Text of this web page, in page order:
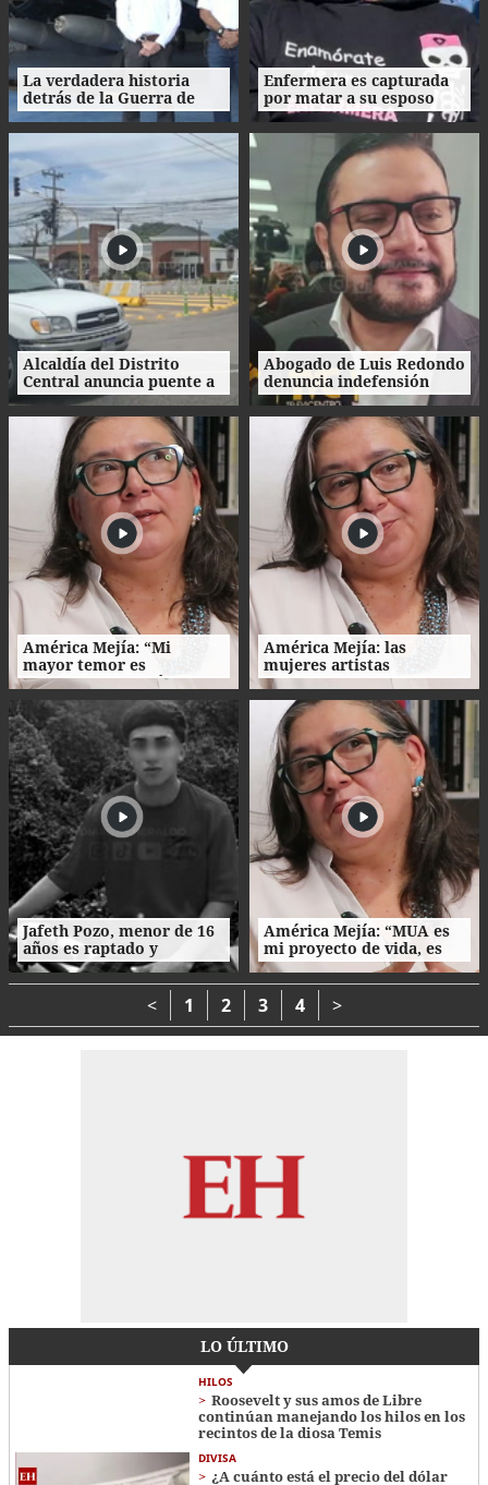
La verdadera historia
detrás de la Guerra de
1969: el mito de la
"Guerra del Fútbol"
Enfermera es capturada
por matar a su esposo
tras crimen de su amante
en Honduras
Alcaldía del Distrito
Central anuncia puente a
desnivel en Loarque para
2027
Abogado de Luis Redondo
denuncia indefensión
ante investigaciones
contra la extinta
Comisión Permanente
América Mejía: “Mi
mayor temor es
traicionarme a mí
misma"
América Mejía: las
mujeres artistas
enfrentan barreras entre
la creación, el trabajo y el
hogar
Jafeth Pozo, menor de 16
años es raptado y
asesinado tras cita en
Tegucigalpa
América Mejía: “MUA es
mi proyecto de vida, es
parte de mi esencia”
< 1 2 3 4 >
LO ÚLTIMO
HILOS
Roosevelt y sus amos de Libre
continúan manejando los hilos en los
recintos de la diosa Temis
DIVISA
¿A cuánto está el precio del dólar